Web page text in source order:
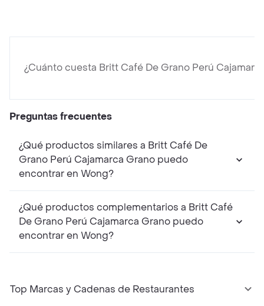
¿Cuánto cuesta Britt Café De Grano Perú
Preguntas frecuentes
¿Qué productos similares a Britt Café De
Grano Perú Cajamarca Grano puedo
encontrar en Wong?
¿Qué productos complementarios a Britt Café
De Grano Perú Cajamarca Grano puedo
encontrar en Wong?
Top Marcas y Cadenas de Restaurantes